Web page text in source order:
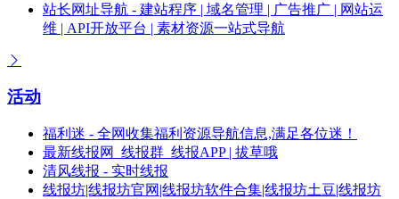
站长网址导航 - 建站程序 | 域名管理 | 广告推广 | 网站运
维 | API开放平台 | 素材资源一站式导航
活动
福利迷 - 全网收集福利资源导航信息,满足各位迷！
最新线报网_线报群_线报APP | 拔草哦
清风线报 - 实时线报
线报坊|线报坊官网|线报坊软件合集|线报坊土豆|线报坊